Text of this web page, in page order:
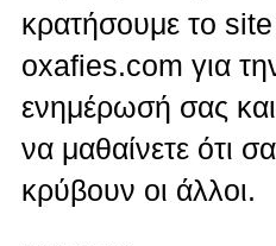
κρατήσουμε το site
oxafies.com για
ενημέρωσή σας
να μαθαίνετε ότι
κρύβουν οι άλλοι.